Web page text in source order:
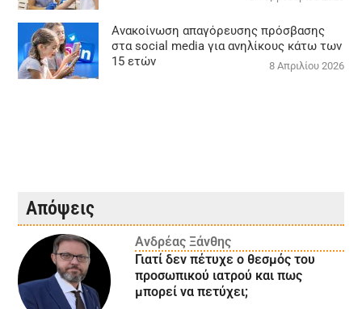
Ανακοίνωση απαγόρευσης πρόσβασης
στα social media για ανηλίκους κάτω των
15 ετών
8 Απριλίου 2026
Απόψεις
Ανδρέας Ξάνθης
Γιατί δεν πέτυχε ο θεσμός του
προσωπικού ιατρού και πως
μπορεί να πετύχει;